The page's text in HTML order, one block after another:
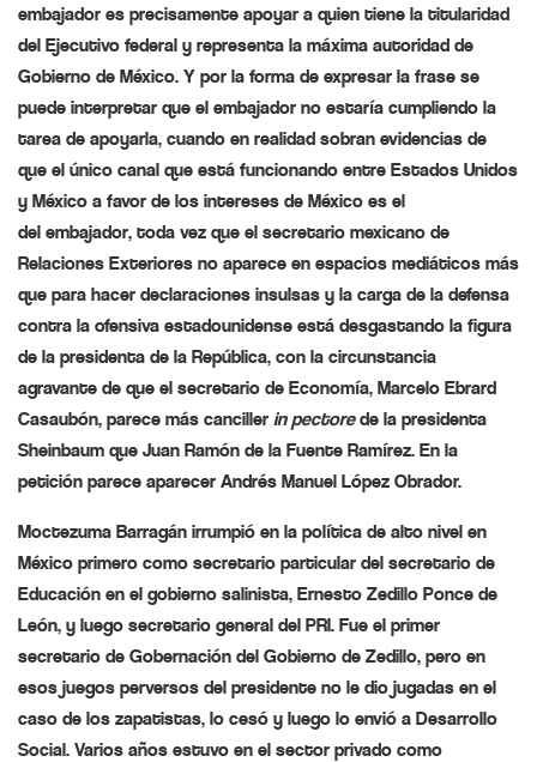
embajador es precisamente apoyar a quien tiene la titularidad
del Ejecutivo federal y representa la máxima autoridad de
Gobierno de México. Y por la forma de expresar la frase se
puede interpretar que el embajador no estaría cumpliendo la
tarea de apoyarla, cuando en realidad sobran evidencias de
que el único canal que está funcionando entre Estados Unidos
y México a favor de los intereses de México es el
del embajador, toda vez que el secretario mexicano de
Relaciones Exteriores no aparece en espacios mediáticos más
que para hacer declaraciones insulsas y la carga de la defensa
contra la ofensiva estadounidense está desgastando la figura
de la presidenta de la República, con la circunstancia
agravante de que el secretario de Economía, Marcelo Ebrard
Casaubón, parece más canciller in pectorede la presidenta
Sheinbaum que Juan Ramón de la Fuente Ramírez. En la
petición parece aparecer Andrés Manuel López Obrador.
Moctezuma Barragán irrumpió en la política de alto nivel en
México primero como secretario particular del secretario de
Educación en el gobierno salinista, Ernesto Zedillo Ponce de
León, y luego secretario general del PRI. Fue el primer
secretario de Gobernación del Gobierno de Zedillo, pero en
esos juegos perversos del presidente no le dio jugadas en el
caso de los zapatistas, lo cesó y luego lo envió a Desarrollo
Social. Varios años estuvo en el sector privado como